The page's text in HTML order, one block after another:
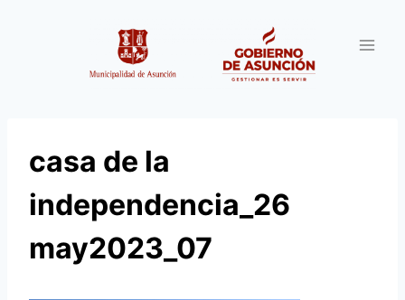
casa de la
independencia_26
may2023_07